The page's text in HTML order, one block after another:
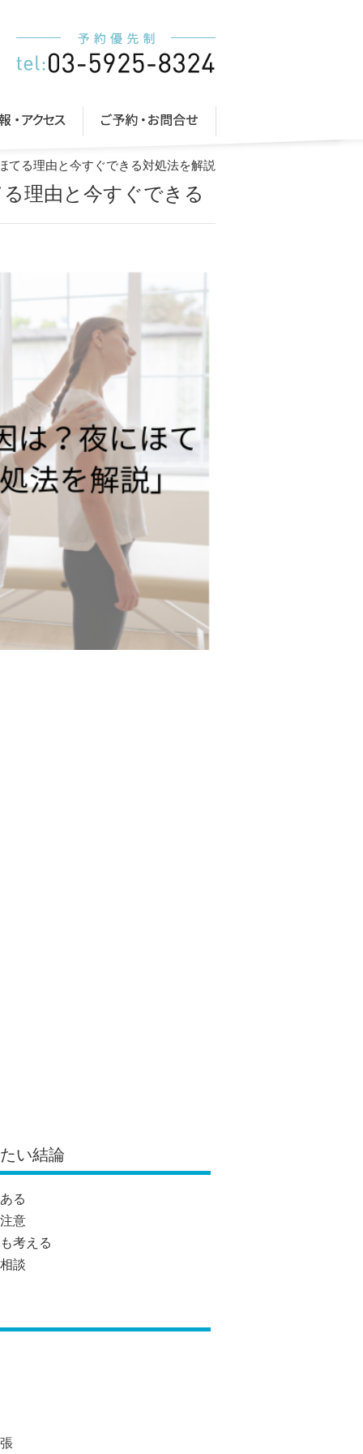
てる理由と今すぐできる対処法を解説
理由と今すぐできる
い結論
る
意
考える
談